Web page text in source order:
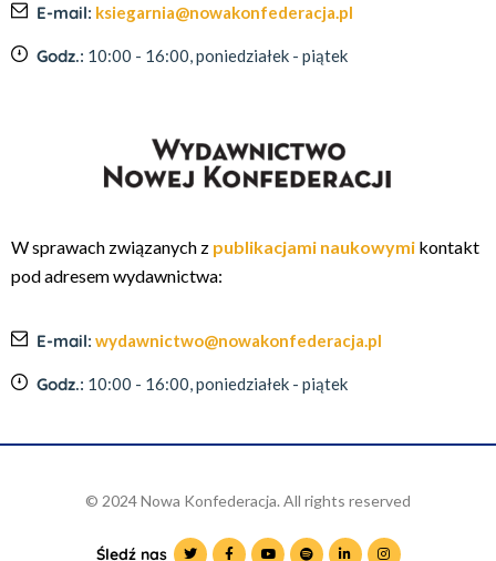
E-mail: ksiegarnia@nowakonfederacja.pl
Godz.: 10:00 - 16:00, poniedziałek - piątek
W sprawach związanych z publikacjami naukowymi kontakt
pod adresem wydawnictwa:
E-mail: wydawnictwo@nowakonfederacja.pl
Godz.: 10:00 - 16:00, poniedziałek - piątek
© 2024 Nowa Konfederacja. All rights reserved
Śledź nas